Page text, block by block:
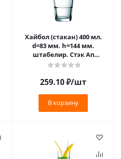
Хайбол (стакан) 400 мл.
d=83 мм. h=144 мм.
штабелир. Стэк Ап
/1/6/24/480/**
259.10₽/шт
В корзину